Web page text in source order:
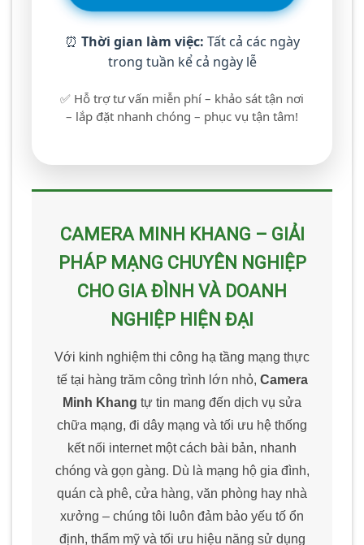
⏰ Thời gian làm việc: Tất cả các ngày
trong tuần kể cả ngày lễ
✅ Hỗ trợ tư vấn miễn phí – khảo sát tận nơi
– lắp đặt nhanh chóng – phục vụ tận tâm!
CAMERA MINH KHANG – GIẢI
PHÁP MẠNG CHUYÊN NGHIỆP
CHO GIA ĐÌNH VÀ DOANH
NGHIỆP HIỆN ĐẠI
Với kinh nghiệm thi công hạ tầng mạng thực
tế tại hàng trăm công trình lớn nhỏ, Camera
Minh Khang tự tin mang đến dịch vụ sửa
chữa mạng, đi dây mạng và tối ưu hệ thống
kết nối internet một cách bài bản, nhanh
chóng và gọn gàng. Dù là mạng hộ gia đình,
quán cà phê, cửa hàng, văn phòng hay nhà
xưởng – chúng tôi luôn đảm bảo yếu tố ổn
định, thẩm mỹ và tối ưu hiệu năng sử dụng